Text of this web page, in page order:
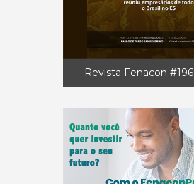
Revista Fenacon #196